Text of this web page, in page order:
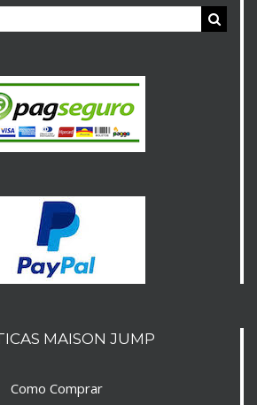
MAISON JUMP
Como Comprar